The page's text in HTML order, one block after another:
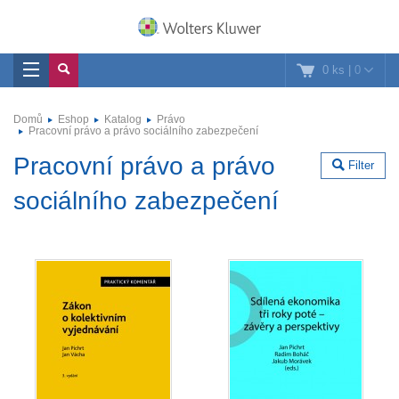
0 ks | 0
Domů Eshop Katalog
Právo
Pracovní právo a právo sociálního zabezpečení
Filter
Pracovní právo a právo
sociálního zabezpečení